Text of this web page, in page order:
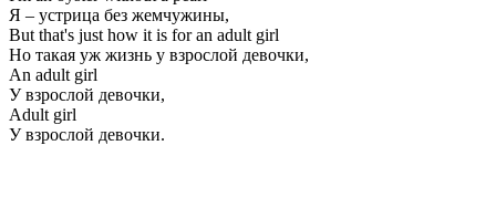
Я – устрица без жемчужины,
But that's just how it is for an adult girl
Но такая уж жизнь у взрослой девочки,
An adult girl
У взрослой девочки,
Adult girl
У взрослой девочки.